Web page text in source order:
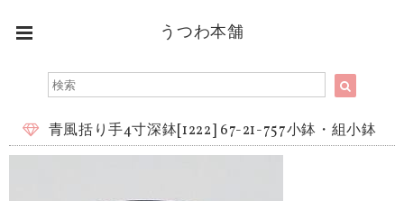
うつわ本舗
青風括り手4寸深鉢[1222] 67-21-757小鉢・組小鉢